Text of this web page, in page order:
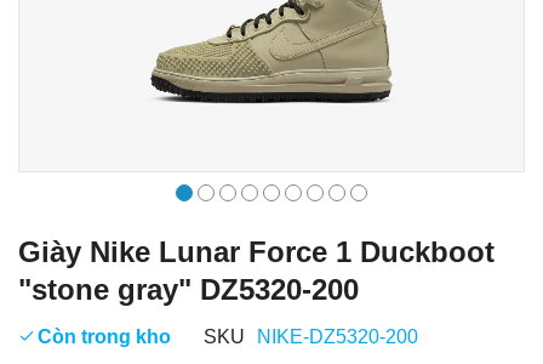
Giày Nike Lunar Force 1 Duckboot
"stone gray" DZ5320-200
Còn trong kho SKU NIKE-DZ5320-200